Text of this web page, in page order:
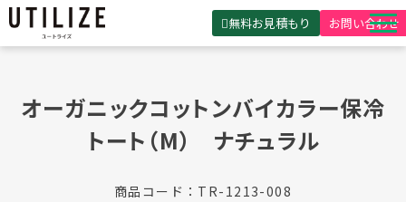
無料お見積もり お問い合わせ
製品・サービス
無料見積ガイド
オーガニックコットンバイカラー保冷
トート（M）　ナチュラル
商品コード：TR-1213-008